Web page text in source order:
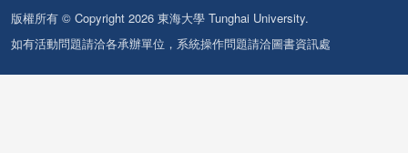
版權所有 © Copyright 2026 東海大學 Tunghai University.
如有活動問題請洽各承辦單位，系統操作問題請洽圖書資訊處